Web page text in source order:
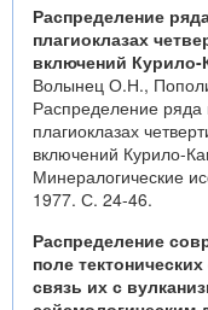
Распределение
плагиоклазах
включений Курило-
Волынец О.Н.,
Распределение
плагиоклазах
включений Курило-
Минералогические
1977. С. 24-46.
Распределение
поле
связь их с